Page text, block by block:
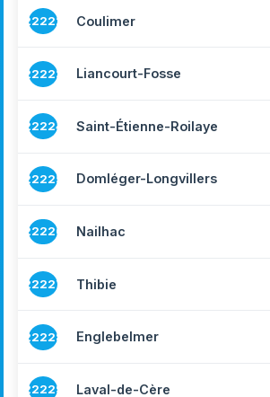
22222 Coulimer
22223 Liancourt-Fosse
22224 Saint-Étienne-Roilaye
22225 Domléger-Longvillers
22226 Nailhac
22227 Thibie
22228 Englebelmer
22229 Laval-de-Cère